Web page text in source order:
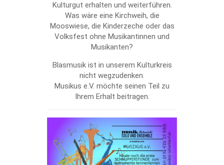
Kulturgut erhalten und weiterführen.
Was wäre eine Kirchweih, die
Mooswiese, die Kinderzeche oder das
Volksfest ohne Musikantinnen und
Musikanten?
Blasmusik ist in unserem Kulturkreis
nicht wegzudenken.
Musikus e.V. möchte seinen Teil zu
Ihrem Erhalt beitragen.